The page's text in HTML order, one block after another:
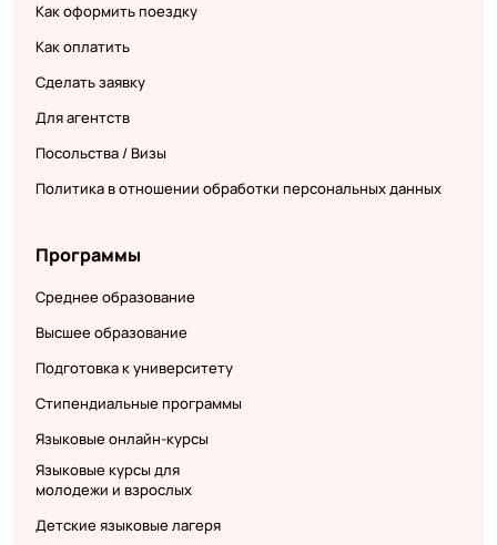
Как оформить поездку
Как оплатить
Сделать заявку
Для агентств
Посольства / Визы
Политика в отношении обработки персональных данных
Программы
Среднее образование
Высшее образование
Подготовка к университету
Стипендиальные программы
Языковые онлайн-курсы
Языковые курсы для
молодежи и взрослых
Детские языковые лагеря